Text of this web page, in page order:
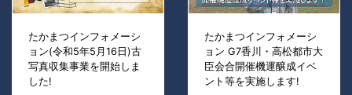
たかまつインフォメーシ
ョン(令和5年5月16日)古
写真収集事業を開始しま
した!
たかまつインフォメーシ
ョン G7香川・高松都市大
臣会合開催機運醸成イベ
ント等を実施します!